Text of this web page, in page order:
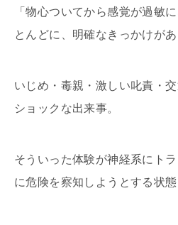
「物心ついてから感覚が過敏
とんどに、明確なきっかけがあ
いじめ・毒親・激しい叱責・
ショックな出来事。
そういった体験が神経系にト
に危険を察知しようとする状